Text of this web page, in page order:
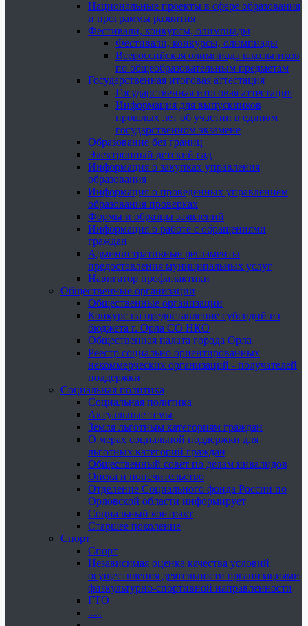
Национальные проекты в сфере образования
и программы развития
Фестивали, конкурсы, олимпиады
Фестивали, конкурсы, олимпиады
Всероссийская олимпиада школьников
по общеобразовательным предметам
Государственная итоговая аттестация
Государственная итоговая аттестация
Информация для выпускников
прошлых лет об участии в едином
государственном экзамене
Образование без границ
Электронный детский сад
Информация о закупках управления
образования
Информация о проведенных управлением
образования проверках
Формы и образцы заявлений
Информация о работе с обращениями
граждан
Административные регламенты
предоставления муниципальных услуг
Навигатор профилактики
Общественные организации
Общественные организации
Конкурс на предоставление субсидий из
бюджета г. Орла СО НКО
Общественная палата города Орла
Реестр социально ориентированных
некоммерческих организаций - получателей
поддержки
Социальная политика
Социальная политика
Актуальные темы
Земля льготным категориям граждан
О мерах социальной поддержки для
льготных категорий граждан
Общественный совет по делам инвалидов
Опека и попечительство
Отделение Социального фонда России по
Орловской области информирует
Социальный контракт
Старшее поколение
Спорт
Спорт
Независимая оценка качества условий
осуществления деятельности организациями
физкультурно-спортивной направленности
ГТО
.....